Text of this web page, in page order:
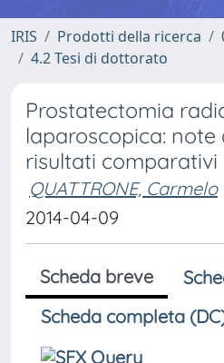
IRIS Prodotti della ricerca
4.2 Tesi di dottorato
Prostatectomia
laparoscopica: note
risultati comparativi
QUATTRONE, Carmelo
2014-04-09
Scheda breve
Scheda completa